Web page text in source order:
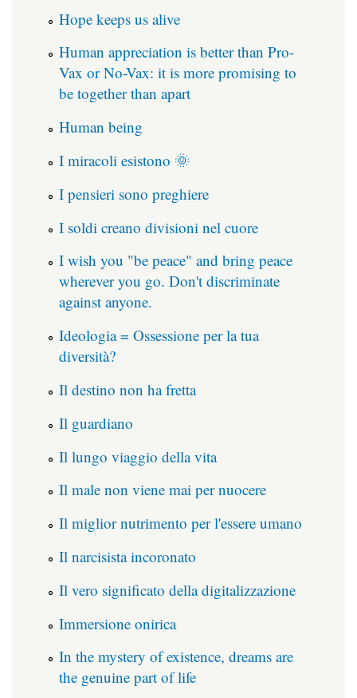
Hope keeps us alive
Human appreciation is better than Pro-
Vax or No-Vax: it is more promising to
be together than apart
Human being
I miracoli esistono 🌞
I pensieri sono preghiere
I soldi creano divisioni nel cuore
I wish you "be peace" and bring peace
wherever you go. Don't discriminate
against anyone.
Ideologia = Ossessione per la tua
diversità?
Il destino non ha fretta
Il guardiano
Il lungo viaggio della vita
Il male non viene mai per nuocere
Il miglior nutrimento per l'essere umano
Il narcisista incoronato
Il vero significato della digitalizzazione
Immersione onirica
In the mystery of existence, dreams are
the genuine part of life